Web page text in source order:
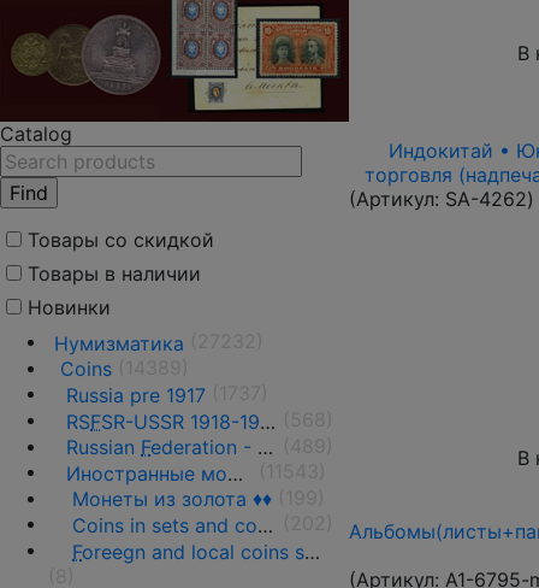
Catalog
Товары со скидкой
Товары в наличии
Новинки
Нумизматика
Coins
Russia pre 1917
RSFSR-USSR 1918-1991
Russian Federation - 1991 - n.d.
Иностранные монеты
Монеты из золота ♦♦
Coins in sets and coins collections
Foreegn and local coins sold in by weight
В
Индокитай •
торговля
(Артикул: SA-4262)
В
(Артикул: A1-6795-